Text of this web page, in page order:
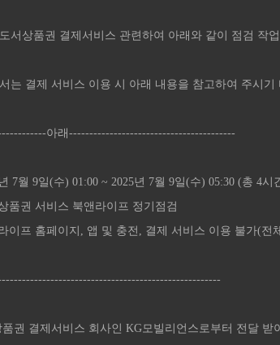
서상품권 결제서비스 관련하여 아래와 같이 점검 작
는 결제 서비스 이용 시 아래 내용을 참고하여 주시기
아래-----------------------------------------
7월 9일(수) 01:00 ~ 2025년 7월 9일(수) 05:30 (총 4시
품권 서비스 북앤라이프 정기점검
이프 홈페이지, 앱 및 충전, 결제 서비스 이용 불가(전
권 결제서비스 회사인 KG모빌리언스로부터 전달 받